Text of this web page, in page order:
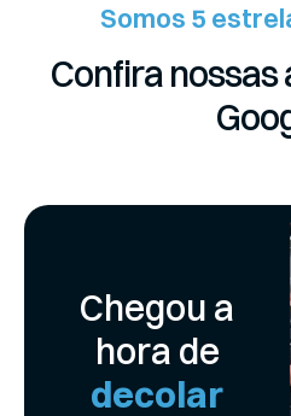
Somos 5
Confira nossas
Chegou a
hora de
decolar